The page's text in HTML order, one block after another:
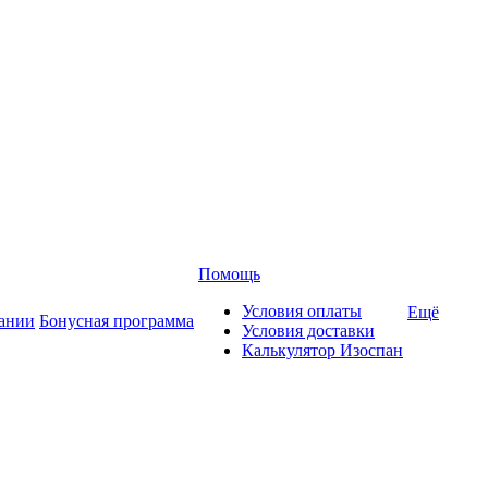
Бонусная программа
Помощь
Условия оплаты
Условия доставки
Калькулятор Изоспан
Ещё